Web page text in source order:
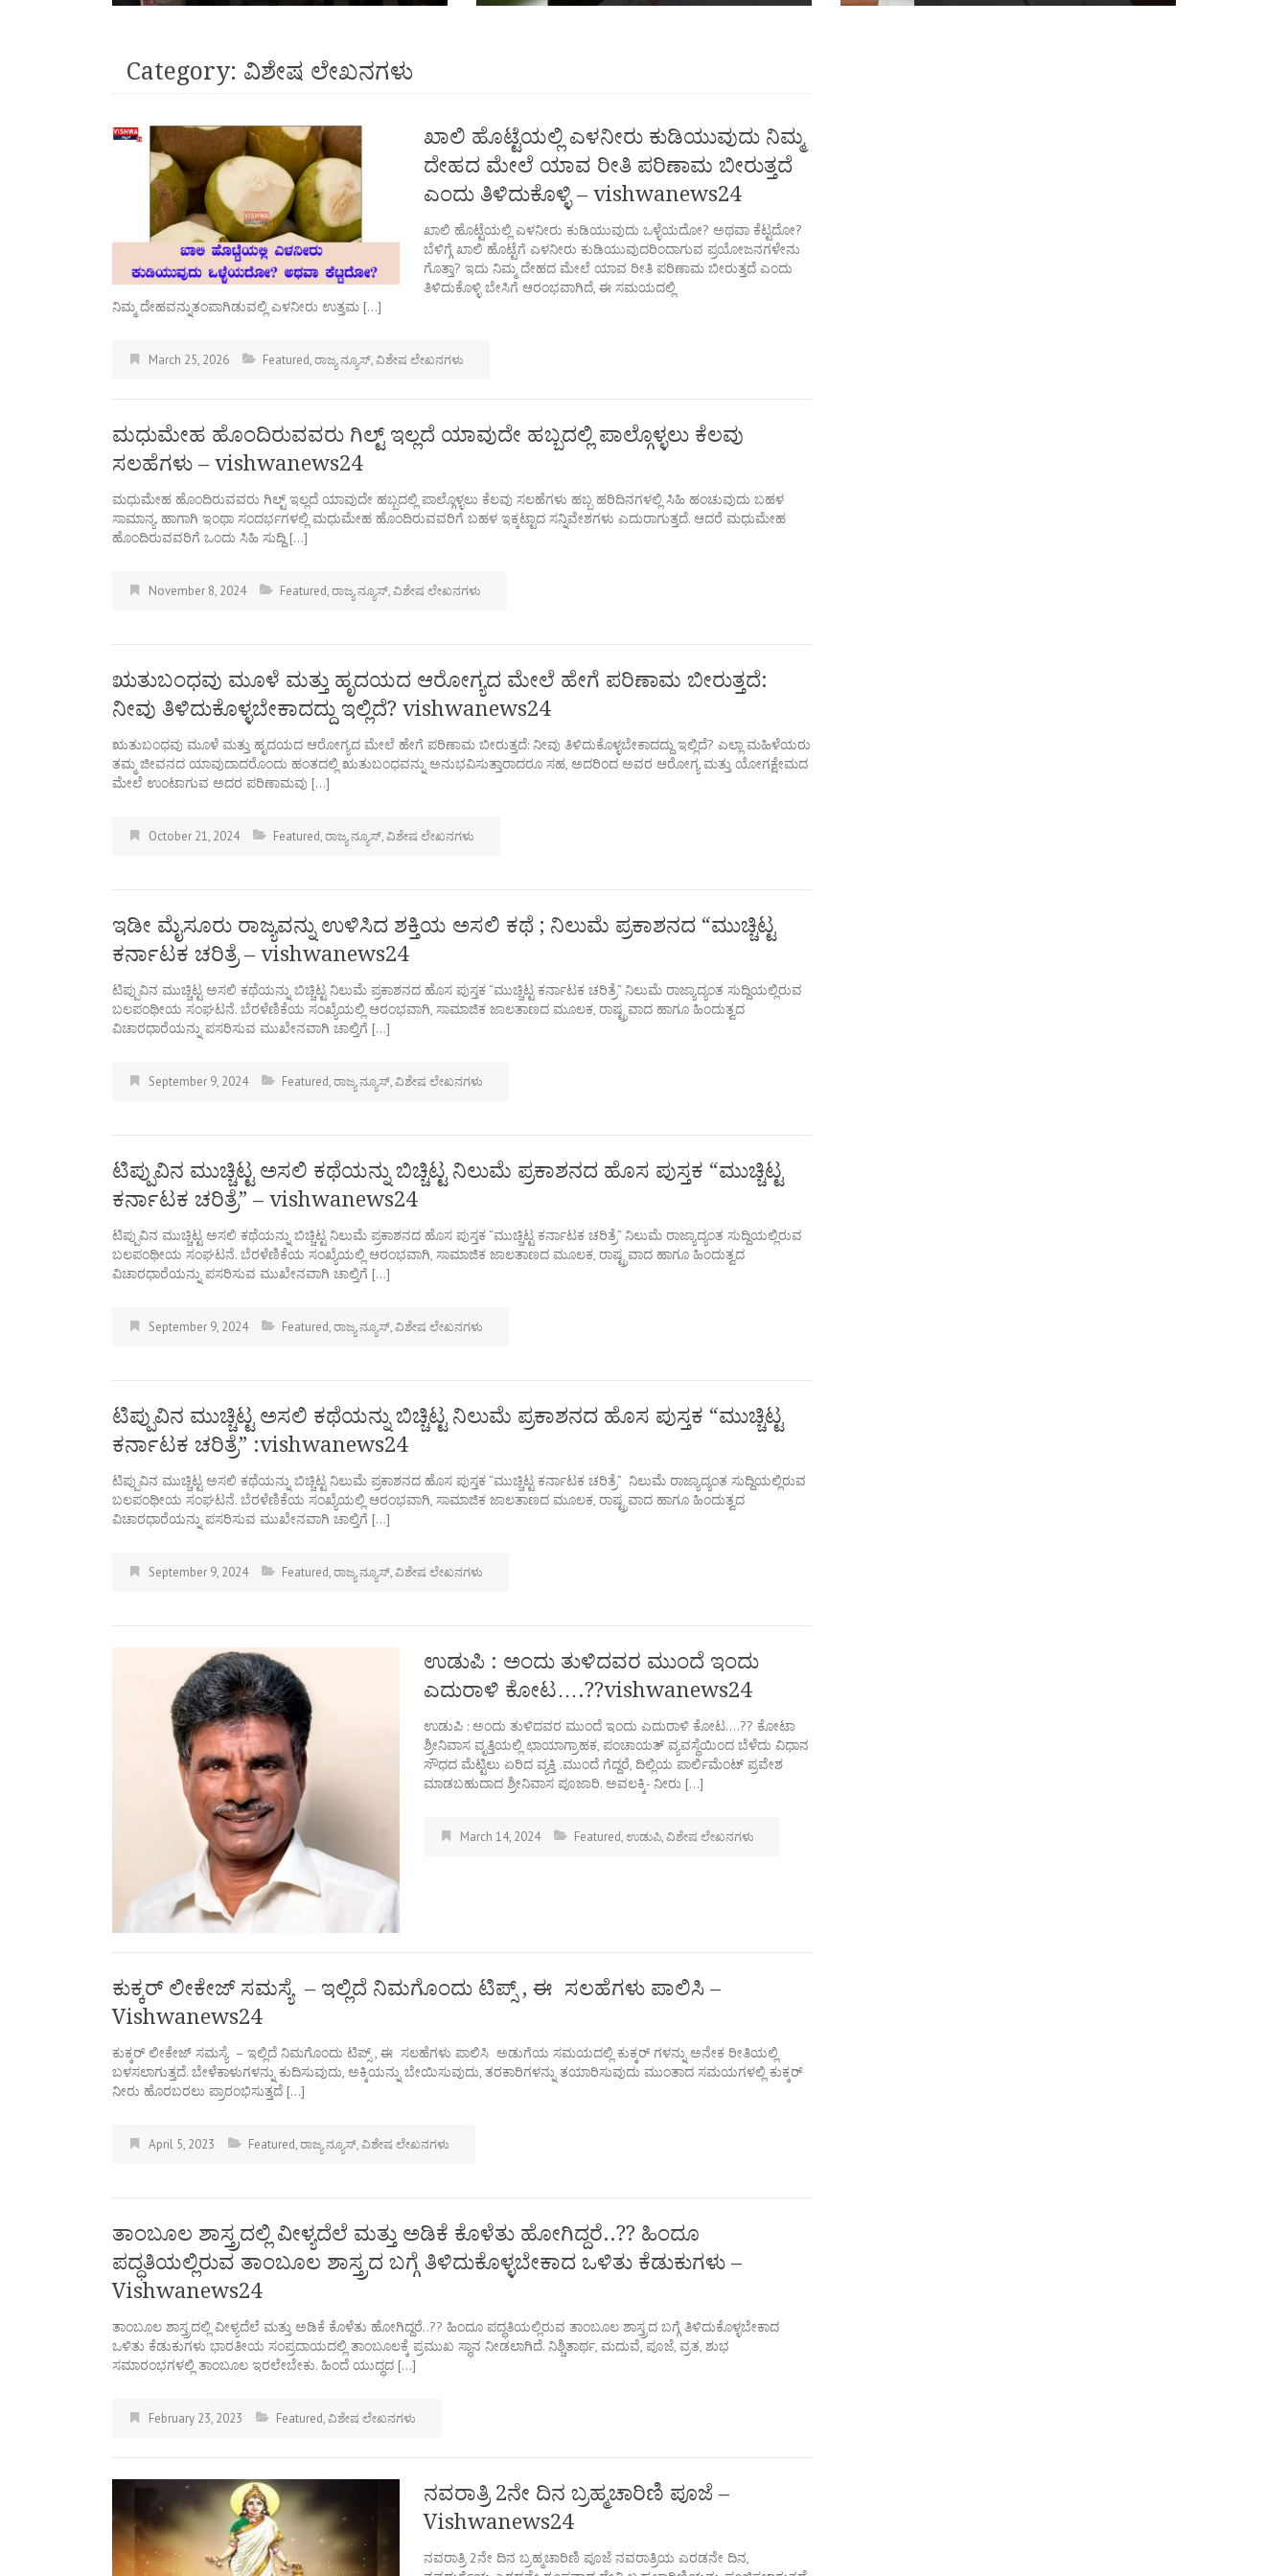
Category: ವಿಶೇಷ ಲೇಖನಗಳು
ಖಾಲಿ ಹೊಟ್ಟೆಯಲ್ಲಿ ಎಳನೀರು ಕುಡಿಯುವುದು ನಿಮ್ಮ
ದೇಹದ ಮೇಲೆ ಯಾವ ರೀತಿ ಪರಿಣಾಮ ಬೀರುತ್ತದೆ
ಎಂದು ತಿಳಿದುಕೊಳ್ಳಿ – vishwanews24
ಖಾಲಿ ಹೊಟ್ಟೆಯಲ್ಲಿ ಎಳನೀರು ಕುಡಿಯುವುದು ಒಳ್ಳೆಯದೋ? ಅಥವಾ ಕೆಟ್ಟದೋ?
ಬೆಳಿಗ್ಗೆ ಖಾಲಿ ಹೊಟ್ಟೆಗೆ ಎಳನೀರು ಕುಡಿಯುವುದರಿಂದಾಗುವ ಪ್ರಯೋಜನಗಳೇನು
ಗೊತ್ತಾ? ಇದು ನಿಮ್ಮ ದೇಹದ ಮೇಲೆ ಯಾವ ರೀತಿ ಪರಿಣಾಮ ಬೀರುತ್ತದೆ ಎಂದು
ತಿಳಿದುಕೊಳ್ಳಿ ಬೇಸಿಗೆ ಆರಂಭವಾಗಿದೆ, ಈ ಸಮಯದಲ್ಲಿ
ನಿಮ್ಮ ದೇಹವನ್ನುತಂಪಾಗಿಡುವಲ್ಲಿ ಎಳನೀರು ಉತ್ತಮ […]
March 25, 2026 Featured,ರಾಜ್ಯ ನ್ಯೂಸ್,ವಿಶೇಷ ಲೇಖನಗಳು
ಮಧುಮೇಹ ಹೊಂದಿರುವವರು ಗಿಲ್ಟ್ ಇಲ್ಲದೆ ಯಾವುದೇ ಹಬ್ಬದಲ್ಲಿ ಪಾಲ್ಗೊಳ್ಳಲು ಕೆಲವು
ಸಲಹೆಗಳು – vishwanews24
ಮಧುಮೇಹ ಹೊಂದಿರುವವರು ಗಿಲ್ಟ್ ಇಲ್ಲದೆ ಯಾವುದೇ ಹಬ್ಬದಲ್ಲಿ ಪಾಲ್ಗೊಳ್ಳಲು ಕೆಲವು ಸಲಹೆಗಳು ಹಬ್ಬ ಹರಿದಿನಗಳಲ್ಲಿ ಸಿಹಿ ಹಂಚುವುದು ಬಹಳ
ಸಾಮಾನ್ಯ. ಹಾಗಾಗಿ ಇಂಥಾ ಸಂದರ್ಭಗಳಲ್ಲಿ ಮಧುಮೇಹ ಹೊಂದಿರುವವರಿಗೆ ಬಹಳ ಇಕ್ಕಟ್ಟಾದ ಸನ್ನಿವೇಶಗಳು ಎದುರಾಗುತ್ತದೆ. ಆದರೆ ಮಧುಮೇಹ
ಹೊಂದಿರುವವರಿಗೆ ಒಂದು ಸಿಹಿ ಸುದ್ದಿ […]
November 8, 2024 Featured,ರಾಜ್ಯ ನ್ಯೂಸ್,ವಿಶೇಷ ಲೇಖನಗಳು
ಋತುಬಂಧವು ಮೂಳೆ ಮತ್ತು ಹೃದಯದ ಆರೋಗ್ಯದ ಮೇಲೆ ಹೇಗೆ ಪರಿಣಾಮ ಬೀರುತ್ತದೆ:
ನೀವು ತಿಳಿದುಕೊಳ್ಳಬೇಕಾದದ್ದು ಇಲ್ಲಿದೆ? vishwanews24
ಋತುಬಂಧವು ಮೂಳೆ ಮತ್ತು ಹೃದಯದ ಆರೋಗ್ಯದ ಮೇಲೆ ಹೇಗೆ ಪರಿಣಾಮ ಬೀರುತ್ತದೆ: ನೀವು ತಿಳಿದುಕೊಳ್ಳಬೇಕಾದದ್ದು ಇಲ್ಲಿದೆ? ಎಲ್ಲಾ ಮಹಿಳೆಯರು
ತಮ್ಮ ಜೀವನದ ಯಾವುದಾದರೊಂದು ಹಂತದಲ್ಲಿ ಋತುಬಂಧವನ್ನು ಅನುಭವಿಸುತ್ತಾರಾದರೂ ಸಹ, ಅದರಿಂದ ಅವರ ಆರೋಗ್ಯ ಮತ್ತು ಯೋಗಕ್ಷೇಮದ
ಮೇಲೆ ಉಂಟಾಗುವ ಅದರ ಪರಿಣಾಮವು […]
October 21, 2024 Featured,ರಾಜ್ಯ ನ್ಯೂಸ್,ವಿಶೇಷ ಲೇಖನಗಳು
ಇಡೀ ಮೈಸೂರು ರಾಜ್ಯವನ್ನು ಉಳಿಸಿದ ಶಕ್ತಿಯ ಅಸಲಿ ಕಥೆ ; ನಿಲುಮೆ ಪ್ರಕಾಶನದ “ಮುಚ್ಚಿಟ್ಟ
ಕರ್ನಾಟಕ ಚರಿತ್ರೆ – vishwanews24
ಟಿಪ್ಪುವಿನ‌ ಮುಚ್ಚಿಟ್ಟ ಅಸಲಿ ಕಥೆಯನ್ನು ಬಿಚ್ಚಿಟ್ಟ ನಿಲುಮೆ ಪ್ರಕಾಶನದ ಹೊಸ ಪುಸ್ತಕ “ಮುಚ್ಚಿಟ್ಟ ಕರ್ನಾಟಕ ಚರಿತ್ರೆ” ನಿಲುಮೆ ರಾಜ್ಯಾದ್ಯಂತ ಸುದ್ದಿಯಲ್ಲಿರುವ
ಬಲಪಂಥೀಯ ಸಂಘಟನೆ. ಬೆರಳೆಣಿಕೆಯ ಸಂಖ್ಯೆಯಲ್ಲಿ ಆರಂಭವಾಗಿ, ಸಾಮಾಜಿಕ ಜಾಲತಾಣದ ಮೂಲಕ, ರಾಷ್ಟ್ರವಾದ ಹಾಗೂ ಹಿಂದುತ್ವದ
ವಿಚಾರಧಾರೆಯನ್ನು ಪಸರಿಸುವ ಮುಖೇನವಾಗಿ ಚಾಲ್ತಿಗೆ […]
September 9, 2024 Featured,ರಾಜ್ಯ ನ್ಯೂಸ್,ವಿಶೇಷ ಲೇಖನಗಳು
ಟಿಪ್ಪುವಿನ‌ ಮುಚ್ಚಿಟ್ಟ ಅಸಲಿ ಕಥೆಯನ್ನು ಬಿಚ್ಚಿಟ್ಟ ನಿಲುಮೆ ಪ್ರಕಾಶನದ ಹೊಸ ಪುಸ್ತಕ “ಮುಚ್ಚಿಟ್ಟ
ಕರ್ನಾಟಕ ಚರಿತ್ರೆ” – vishwanews24
ಟಿಪ್ಪುವಿನ‌ ಮುಚ್ಚಿಟ್ಟ ಅಸಲಿ ಕಥೆಯನ್ನು ಬಿಚ್ಚಿಟ್ಟ ನಿಲುಮೆ ಪ್ರಕಾಶನದ ಹೊಸ ಪುಸ್ತಕ “ಮುಚ್ಚಿಟ್ಟ ಕರ್ನಾಟಕ ಚರಿತ್ರೆ” ನಿಲುಮೆ ರಾಜ್ಯಾದ್ಯಂತ ಸುದ್ದಿಯಲ್ಲಿರುವ
ಬಲಪಂಥೀಯ ಸಂಘಟನೆ. ಬೆರಳೆಣಿಕೆಯ ಸಂಖ್ಯೆಯಲ್ಲಿ ಆರಂಭವಾಗಿ, ಸಾಮಾಜಿಕ ಜಾಲತಾಣದ ಮೂಲಕ, ರಾಷ್ಟ್ರವಾದ ಹಾಗೂ ಹಿಂದುತ್ವದ
ವಿಚಾರಧಾರೆಯನ್ನು ಪಸರಿಸುವ ಮುಖೇನವಾಗಿ ಚಾಲ್ತಿಗೆ […]
September 9, 2024 Featured,ರಾಜ್ಯ ನ್ಯೂಸ್,ವಿಶೇಷ ಲೇಖನಗಳು
ಟಿಪ್ಪುವಿನ‌ ಮುಚ್ಚಿಟ್ಟ ಅಸಲಿ ಕಥೆಯನ್ನು ಬಿಚ್ಚಿಟ್ಟ ನಿಲುಮೆ ಪ್ರಕಾಶನದ ಹೊಸ ಪುಸ್ತಕ “ಮುಚ್ಚಿಟ್ಟ
ಕರ್ನಾಟಕ ಚರಿತ್ರೆ” :vishwanews24
ಟಿಪ್ಪುವಿನ‌ ಮುಚ್ಚಿಟ್ಟ ಅಸಲಿ ಕಥೆಯನ್ನು ಬಿಚ್ಚಿಟ್ಟ ನಿಲುಮೆ ಪ್ರಕಾಶನದ ಹೊಸ ಪುಸ್ತಕ “ಮುಚ್ಚಿಟ್ಟ ಕರ್ನಾಟಕ ಚರಿತ್ರೆ” ನಿಲುಮೆ ರಾಜ್ಯಾದ್ಯಂತ ಸುದ್ದಿಯಲ್ಲಿರುವ
ಬಲಪಂಥೀಯ ಸಂಘಟನೆ. ಬೆರಳೆಣಿಕೆಯ ಸಂಖ್ಯೆಯಲ್ಲಿ ಆರಂಭವಾಗಿ, ಸಾಮಾಜಿಕ ಜಾಲತಾಣದ ಮೂಲಕ, ರಾಷ್ಟ್ರವಾದ ಹಾಗೂ ಹಿಂದುತ್ವದ
ವಿಚಾರಧಾರೆಯನ್ನು ಪಸರಿಸುವ ಮುಖೇನವಾಗಿ ಚಾಲ್ತಿಗೆ […]
September 9, 2024 Featured,ರಾಜ್ಯ ನ್ಯೂಸ್,ವಿಶೇಷ ಲೇಖನಗಳು
ಉಡುಪಿ : ಅಂದು ತುಳಿದವರ ಮುಂದೆ ಇಂದು
ಎದುರಾಳಿ ಕೋಟ….??vishwanews24
ಉಡುಪಿ : ಅಂದು ತುಳಿದವರ ಮುಂದೆ ಇಂದು ಎದುರಾಳಿ ಕೋಟ….?? ಕೋಟಾ
ಶ್ರೀನಿವಾಸ ವೃತ್ತಿಯಲ್ಲಿ ಛಾಯಾಗ್ರಾಹಕ, ಪಂಚಾಯತ್ ವ್ಯವಸ್ಥೆಯಿಂದ ಬೆಳೆದು ವಿಧಾನ
ಸೌಧದ ಮೆಟ್ಟಿಲು ಏರಿದ ವ್ಯಕ್ತಿ .ಮುಂದೆ ಗೆದ್ದರೆ, ದಿಲ್ಲಿಯ ಪಾರ್ಲಿಮೆಂಟ್ ಪ್ರವೇಶ
ಮಾಡಬಹುದಾದ ಶ್ರೀನಿವಾಸ ಪೂಜಾರಿ. ಅವಲಕ್ಕಿ- ನೀರು […]
March 14, 2024 Featured,ಉಡುಪಿ,ವಿಶೇಷ ಲೇಖನಗಳು
ಕುಕ್ಕರ್‌ ಲೀಕೇಜ್‌ ಸಮಸ್ಯೆ – ಇಲ್ಲಿದೆ ನಿಮಗೊಂದು ಟಿಪ್ಸ್‌ , ಈ ಸಲಹೆಗಳು ಪಾಲಿಸಿ –
Vishwanews24
ಕುಕ್ಕರ್‌ ಲೀಕೇಜ್‌ ಸಮಸ್ಯೆ – ಇಲ್ಲಿದೆ ನಿಮಗೊಂದು ಟಿಪ್ಸ್‌ , ಈ ಸಲಹೆಗಳು ಪಾಲಿಸಿ ಅಡುಗೆಯ ಸಮಯದಲ್ಲಿ ಕುಕ್ಕರ್ ಗಳನ್ನು ಅನೇಕ ರೀತಿಯಲ್ಲಿ
ಬಳಸಲಾಗುತ್ತದೆ. ಬೇಳೆಕಾಳುಗಳನ್ನು ಕುದಿಸುವುದು, ಅಕ್ಕಿಯನ್ನು ಬೇಯಿಸುವುದು, ತರಕಾರಿಗಳನ್ನು ತಯಾರಿಸುವುದು ಮುಂತಾದ ಸಮಯಗಳಲ್ಲಿ ಕುಕ್ಕರ್‌
ನೀರು ಹೊರಬರಲು ಪ್ರಾರಂಭಿಸುತ್ತದೆ […]
April 5, 2023 Featured,ರಾಜ್ಯ ನ್ಯೂಸ್,ವಿಶೇಷ ಲೇಖನಗಳು
ತಾಂಬೂಲ ಶಾಸ್ತ್ರದಲ್ಲಿ ವೀಳ್ಯದೆಲೆ ಮತ್ತು ಅಡಿಕೆ ಕೊಳೆತು ಹೋಗಿದ್ದರೆ..?? ಹಿಂದೂ
ಪದ್ಧತಿಯಲ್ಲಿರುವ ತಾಂಬೂಲ ಶಾಸ್ತ್ರದ ಬಗ್ಗೆ ತಿಳಿದುಕೊಳ್ಳಬೇಕಾದ ಒಳಿತು ಕೆಡುಕುಗಳು –
Vishwanews24
ತಾಂಬೂಲ ಶಾಸ್ತ್ರದಲ್ಲಿ ವೀಳ್ಯದೆಲೆ ಮತ್ತು ಅಡಿಕೆ ಕೊಳೆತು ಹೋಗಿದ್ದರೆ..?? ಹಿಂದೂ ಪದ್ಧತಿಯಲ್ಲಿರುವ ತಾಂಬೂಲ ಶಾಸ್ತ್ರದ ಬಗ್ಗೆ ತಿಳಿದುಕೊಳ್ಳಬೇಕಾದ
ಒಳಿತು ಕೆಡುಕುಗಳು ಭಾರತೀಯ ಸಂಪ್ರದಾಯದಲ್ಲಿ ತಾಂಬೂಲಕ್ಕೆ ಪ್ರಮುಖ ಸ್ಥಾನ ನೀಡಲಾಗಿದೆ. ನಿಶ್ಚಿತಾರ್ಥ, ಮದುವೆ, ಪೂಜೆ, ವ್ರತ, ಶುಭ
ಸಮಾರಂಭಗಳಲ್ಲಿ ತಾಂಬೂಲ ಇರಲೇಬೇಕು. ಹಿಂದೆ ಯುದ್ಧದ […]
February 23, 2023 Featured,ವಿಶೇಷ ಲೇಖನಗಳು
ನವರಾತ್ರಿ 2ನೇ ದಿನ ಬ್ರಹ್ಮಚಾರಿಣಿ ಪೂಜೆ –
Vishwanews24
ನವರಾತ್ರಿ 2ನೇ ದಿನ ಬ್ರಹ್ಮಚಾರಿಣಿ ಪೂಜೆ ನವರಾತ್ರಿಯ ಎರಡನೇ ದಿನ,